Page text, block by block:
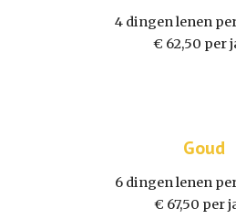
4 dingen lenen
€ 62,50 per
Goud
6 dingen lenen
€ 67,50 per